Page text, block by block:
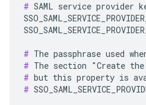
# SAML service provider
#
#
#
#